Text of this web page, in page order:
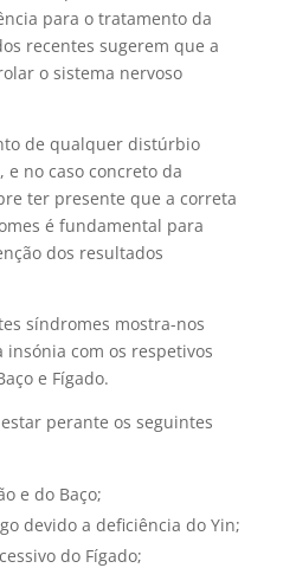
para o tratamento da
recentes sugerem que a
o sistema nervoso
de qualquer distúrbio
no caso concreto da
ter presente que a correta
é fundamental para
dos resultados
síndromes mostra-nos
com os respetivos
e Fígado.
perante os seguintes
e do Baço;
devido a deficiência do Yin;
do Fígado;